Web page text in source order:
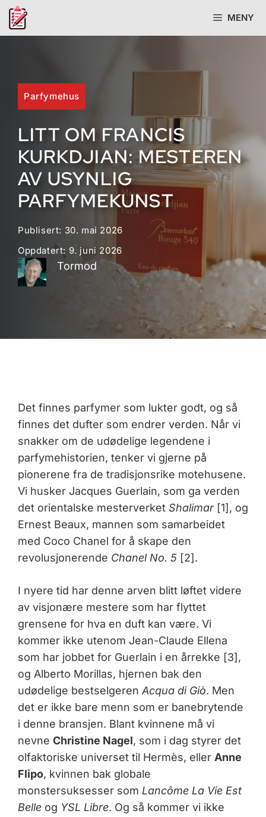
Hopp
MENY
Parfymehus
LITT OM FRANCIS
KURKDJIAN: MESTEREN
AV USYNLIG
PARFYMEKUNST
Publisert: 30. mai 2026
Oppdatert: 9. juni 2026
Tormod
Det finnes parfymer som lukter godt, og så
finnes det dufter som endrer verden. Når vi
snakker om de udødelige legendene i
parfymehistorien, tenker vi gjerne på
pionerene fra de tradisjonsrike motehusene.
Vi husker Jacques Guerlain, som ga verden
det orientalske mesterverket Shalimar[1], og
Ernest Beaux, mannen som samarbeidet
med Coco Chanel for å skape den
revolusjonerende Chanel No. 5[2].
I nyere tid har denne arven blitt løftet videre
av visjonære mestere som har flyttet
grensene for hva en duft kan være. Vi
kommer ikke utenom Jean-Claude Ellena
som har jobbet for Guerlain i en årrekke [3],
og Alberto Morillas, hjernen bak den
udødelige bestselgeren Acqua di Giò. Men
det er ikke bare menn som er banebrytende
i denne bransjen. Blant kvinnene må vi
nevne Christine Nagel, som i dag styrer det
olfaktoriske universet til Hermès, eller Anne
Flipo, kvinnen bak globale
monstersuksesser som Lancôme La Vie Est
Belleog YSL Libre. Og så kommer vi ikke